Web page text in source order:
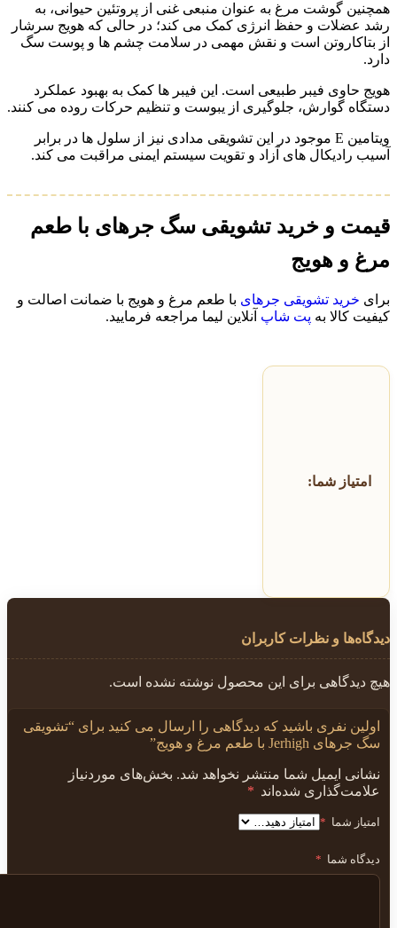
همچنین گوشت مرغ به‌ عنوان منبعی غنی از پروتئین حیوانی، به
رشد عضلات و حفظ انرژی کمک می‌ کند؛ در حالی که هویج سرشار
از بتاکاروتن است و نقش مهمی در سلامت چشم‌ ها و پوست سگ
دارد.
هویج حاوی فیبر طبیعی است. این فیبر ها کمک به بهبود عملکرد
دستگاه گوارش، جلوگیری از یبوست و تنظیم حرکات روده می کنند.
ویتامین E موجود در این تشویقی مدادی نیز از سلول‌ ها در برابر
آسیب رادیکال‌ های آزاد و تقویت سیستم ایمنی مراقبت می کند.
قیمت و خرید تشویقی سگ جرهای با طعم
مرغ و هویج
برای خرید تشویقی جرهای با طعم مرغ و هویج با ضمانت اصالت و
کیفیت کالا به پت شاپ آنلاین لیما مراجعه فرمایید.
امتیاز شما:
دیدگاه‌ها و نظرات کاربران
هیچ دیدگاهی برای این محصول نوشته نشده است.
اولین نفری باشید که دیدگاهی را ارسال می کنید برای “تشویقی
سگ جرهای Jerhigh با طعم مرغ و هویج”
نشانی ایمیل شما منتشر نخواهد شد. بخش‌های موردنیاز
علامت‌گذاری شده‌اند *
امتیاز شما *
دیدگاه شما *